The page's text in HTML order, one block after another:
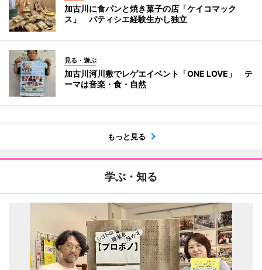
加古川に食パンと焼き菓子の店「ケイコマック
ス」 パティシエ経験生かし独立
見る・遊ぶ
加古川河川敷でレゲエイベント「ONE LOVE」 テ
ーマは音楽・食・自然
もっと見る
学ぶ・知る